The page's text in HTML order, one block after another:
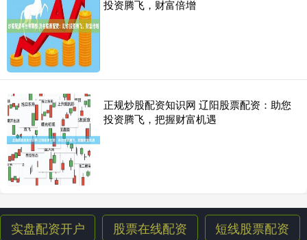
投资腾飞，财富倍增
正规炒股配资知识网 辽阳股票配资：助您
投资腾飞，把握财富机遇
实盘配资开户 股票在线配资 短线股票配资